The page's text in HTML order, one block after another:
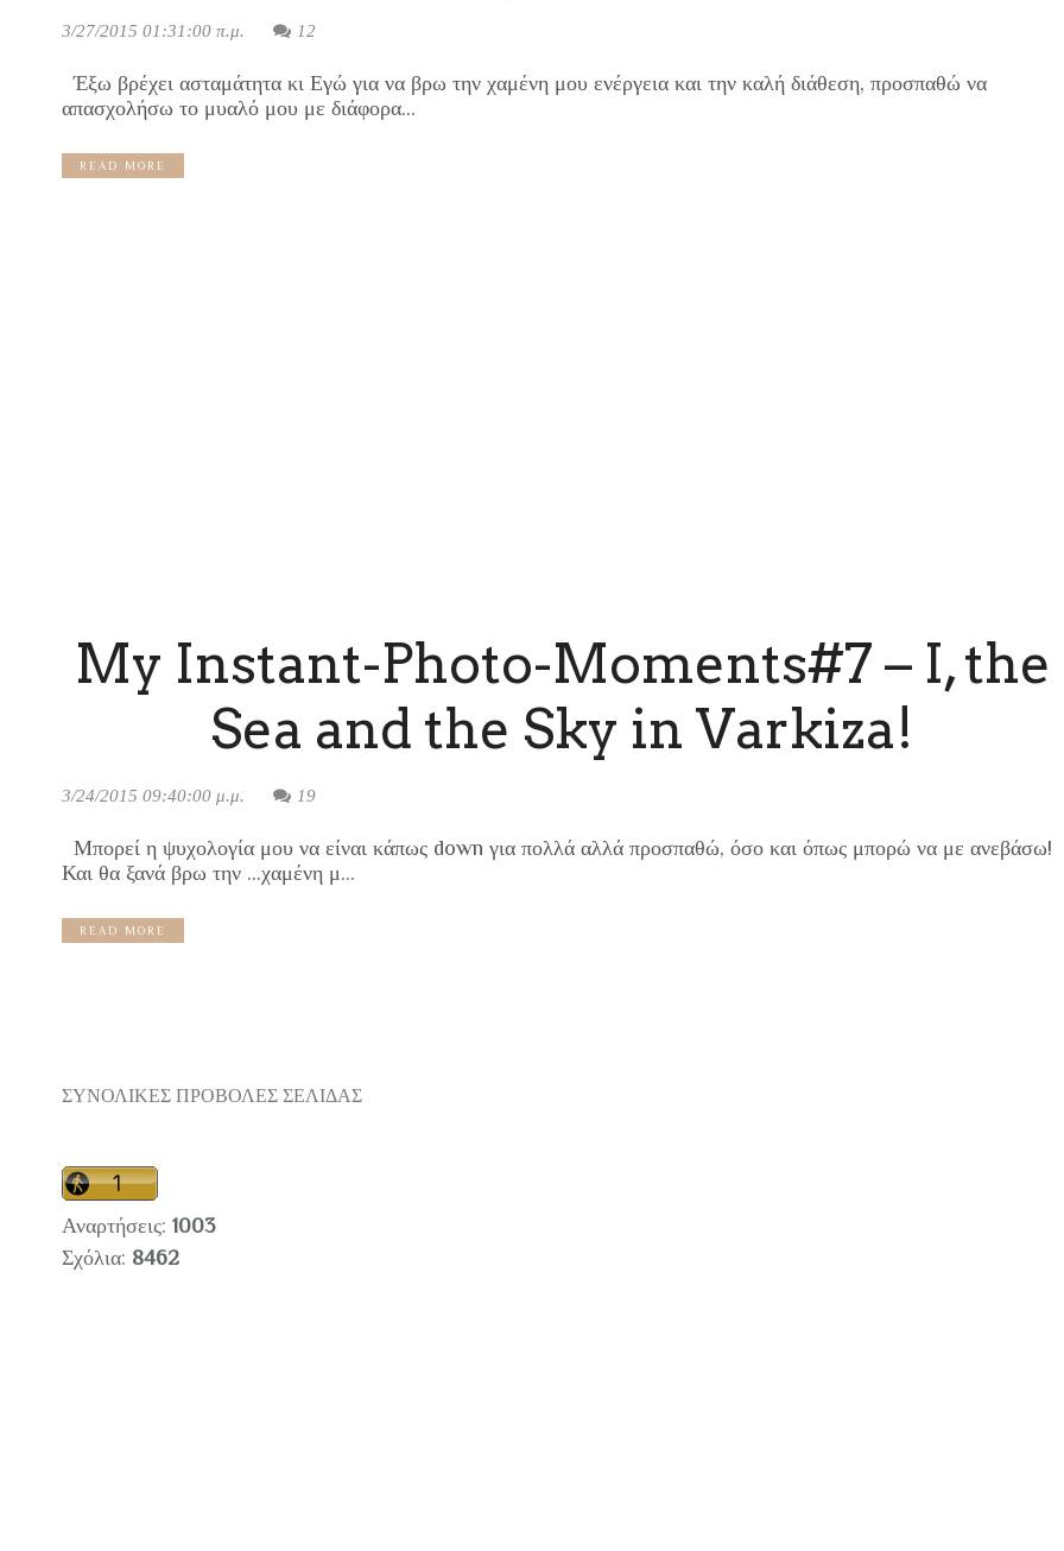
3/27/2015 01:31:00 π.μ. 12
Έξω βρέχει ασταμάτητα κι Εγώ για να βρω την χαμένη μου ενέργεια και την καλή διάθεση, προσπαθώ να
απασχολήσω το μυαλό μου με διάφορα...
READ MORE
My Instant-Photo-Moments#7 – I, the
Sea and the Sky in Varkiza!
3/24/2015 09:40:00 μ.μ. 19
Μπορεί η ψυχολογία μου να είναι κάπως down για πολλά αλλά προσπαθώ, όσο και όπως μπορώ να με ανεβάσω!
Και θα ξανά βρω την …χαμένη μ...
READ MORE
ΣΥΝΟΛΙΚΕΣ ΠΡΟΒΟΛΕΣ ΣΕΛΙΔΑΣ
Αναρτήσεις: 1003
Σχόλια: 8462